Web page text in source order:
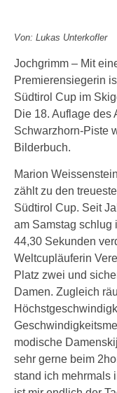
Von: Lukas Unterkofler
Jochgrimm – Mit
Premierensiegerin
Südtirol Cup im
Die 18. Auflage des
Schwarzhorn-Piste
Bilderbuch.
Marion
zählt zu den
Südtirol Cup. Seit
am Samstag schlug
44,30 Sekunden
Weltcupläuferin
Platz zwei und
Damen. Zugleich
modische
sehr gerne beim
stand ich mehrmals